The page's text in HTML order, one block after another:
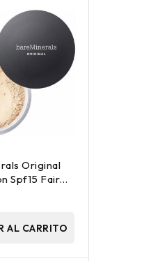
Original
Spf15 Fair
AL CARRITO